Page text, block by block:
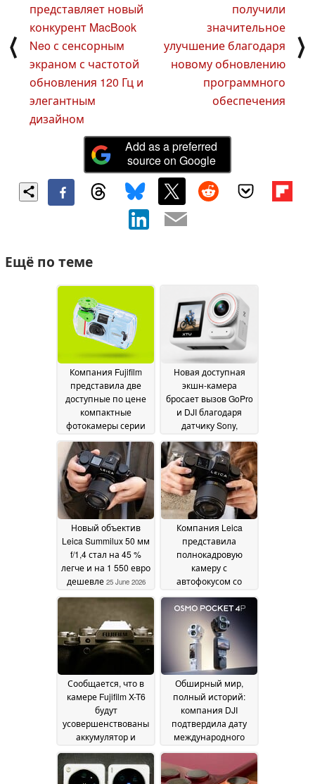
⟨
представляет новый
конкурент MacBook
Neo с сенсорным
экраном с частотой
обновления 120 Гц и
элегантным
дизайном
получили
значительное
улучшение благодаря
новому обновлению
программного
обеспечения
⟩
Add as a preferred
source on Google
Ещё по теме
Компания Fujifilm
представила две
доступные по цене
компактные
фотокамеры серии
работающие с 35-мм
пленкой01 July 2026
Новая доступная
экшн-камера
бросает вызов GoPro
и DJI благодаря
датчику Sony,
50 кадрах в секунду и
технологии Gyroflow
— и все это за
половину цены25
June 2026
Новый объектив
Leica Summilux 50 мм
f/1,4 стал на 45 %
легче и на 1 550 евро
дешевле 25 June 2026
Компания Leica
представила
полнокадровую
камеру с
автофокусом со
в секунду и
возможностью
съемки видео в
формате 8K с
открытым затвором
25 June 2026
Сообщается, что в
камере Fujifilm X-T6
будут
усовершенствованы
аккумулятор и
автофокусировки25
June 2026
Обширный мир,
полный историй:
компания DJI
подтвердила дату
международного
24 June 2026